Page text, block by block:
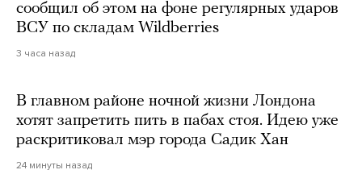
сообщил об этом на фоне регулярных ударов
ВСУ по складам Wildberries
3 часа назад
В главном районе ночной жизни Лондона
хотят запретить пить в пабах стоя. Идею уже
раскритиковал мэр города Садик Хан
24 минуты назад